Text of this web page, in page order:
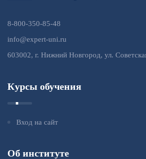
8-800-350-85-48
info@expert-uni.ru
603002, г. Нижний Новгород, ул.
Курсы обучения
Вход на сайт
Об институте